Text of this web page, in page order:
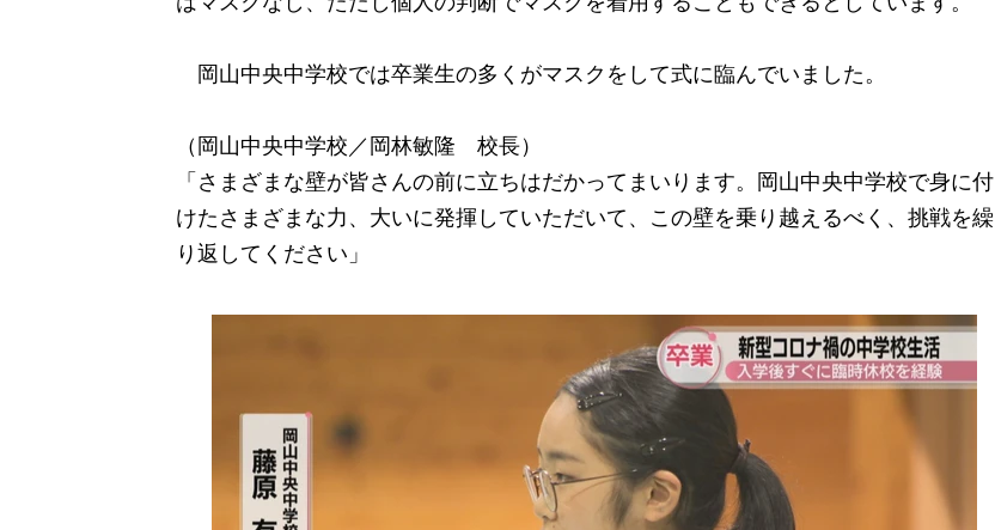
岡山中央中学校では卒業生の多くがマスクをして式に臨んでいました。
（岡山中央中学校／岡林敏隆 校長）
「さまざまな壁が皆さんの前に立ちはだかってまいります。岡山中央中学校で身に付
けたさまざまな力、大いに発揮していただいて、この壁を乗り越えるべく、挑戦を繰
り返してください」